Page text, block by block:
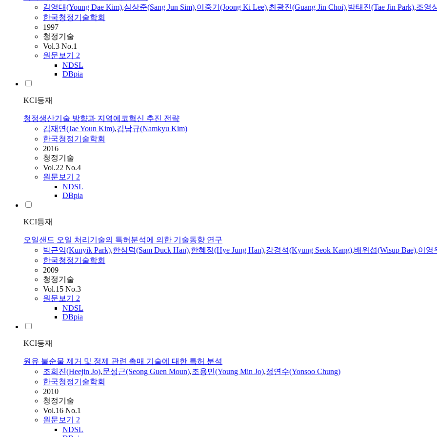
김영대(Young Dae Kim),심상준(Sang Jun Sim),이중기(Joong Ki Lee),최광진(Guang Jin Choi),박태진(Tae Jin Park),조영
한국청정기술학회
1997
청정기술
Vol.3 No.1
원문보기 2
NDSL
DBpia
KCI등재
청정생산기술 방향과 지역에코혁신 추진 전략
김재연(Jae Youn Kim),김남규(Namkyu Kim)
한국청정기술학회
2016
청정기술
Vol.22 No.4
원문보기 2
NDSL
DBpia
KCI등재
오일샌드 오일 처리기술의 특허분석에 의한 기술동향 연구
박근익(Kunyik Park),한삼덕(Sam Duck Han),한혜정(Hye Jung Han),강경석(Kyung Seok Kang),배위섭(Wisup Bae),이영
한국청정기술학회
2009
청정기술
Vol.15 No.3
원문보기 2
NDSL
DBpia
KCI등재
원유 불순물 제거 및 정제 관련 촉매 기술에 대한 특허 분석
조희진(Heejin Jo),문성근(Seong Guen Moun),조용민(Young Min Jo),정연수(Yonsoo Chung)
한국청정기술학회
2010
청정기술
Vol.16 No.1
원문보기 2
NDSL